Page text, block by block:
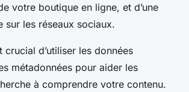
votre boutique en ligne, et d’une
sur les réseaux sociaux.
crucial d’utiliser les données
métadonnées pour aider les
à comprendre votre contenu.